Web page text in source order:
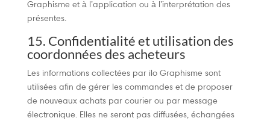
Graphisme et à l’application ou à l’interprétation des
présentes.
15. Confidentialité et utilisation des
coordonnées des acheteurs
Les informations collectées par ilo Graphisme sont
utilisées afin de gérer les commandes et de proposer
de nouveaux achats par courier ou par message
électronique. Elles ne seront pas diffusées, échangées